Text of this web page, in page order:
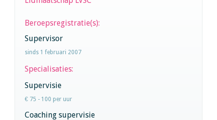
Beroepsregistratie(s):
Supervisor
sinds 1 februari 2007
Specialisaties:
Supervisie
€ 75 - 100 per uur
Coaching supervisie